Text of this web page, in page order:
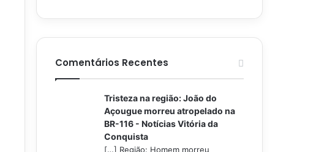
Comentários Recentes
Tristeza na região: João do
Açougue morreu atropelado na
BR-116 - Notícias Vitória da
Conquista
[…] Região: Homem morreu